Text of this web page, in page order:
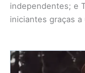
independentes; e
iniciantes graças